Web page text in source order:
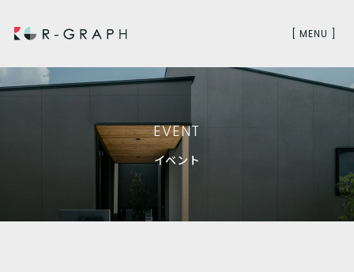
[ MENU ]
EVENT
イベント